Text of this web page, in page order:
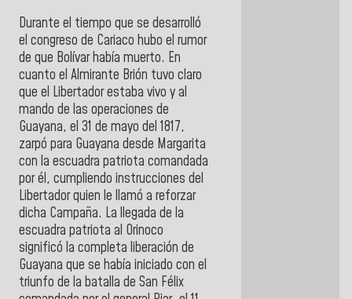
Durante el tiempo que se desarrolló
el congreso de Cariaco hubo el rumor
de que Bolívar había muerto. En
cuanto el Almirante Brión tuvo claro
que el Libertador estaba vivo y al
mando de las operaciones de
Guayana, el 31 de mayo del 1817,
zarpó para Guayana desde Margarita
con la escuadra patriota comandada
por él, cumpliendo instrucciones del
Libertador quien le llamó a reforzar
dicha Campaña. La llegada de la
escuadra patriota al Orinoco
significó la completa liberación de
Guayana que se había iniciado con el
triunfo de la batalla de San Félix